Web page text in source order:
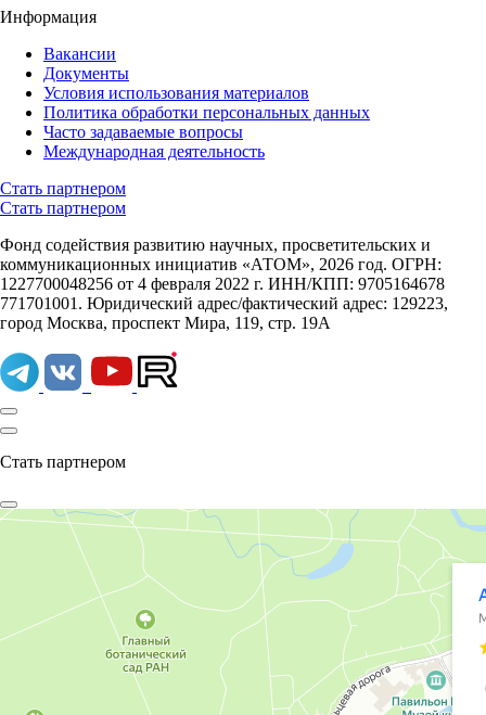
Информация
Вакансии
Документы
Условия использования материалов
Политика обработки персональных данных
Часто задаваемые вопросы
Международная деятельность
Стать партнером
Стать партнером
Фонд содействия развитию научных, просветительских и
коммуникационных инициатив «АТОМ», 2026 год. ОГРН:
1227700048256 от 4 февраля 2022 г. ИНН/КПП: 9705164678
771701001. Юридический адрес/фактический адрес: 129223,
город Москва, проспект Мира, 119, стр. 19А
Стать партнером